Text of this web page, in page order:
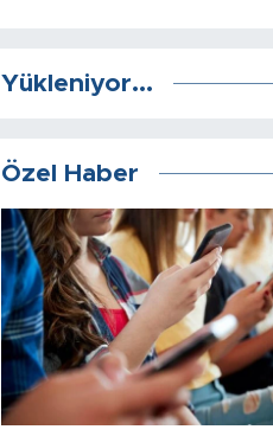
Yükleniyor...
Özel Haber